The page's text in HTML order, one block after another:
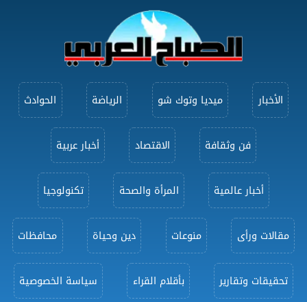
الأخبار ميديا وتوك شو الرياضة الحوادث
فن وثقافة الاقتصاد أخبار عربية
أخبار عالمية المرأة والصحة تكنولوجيا
مقالات ورأى منوعات دين وحياة محافظات
تحقيقات وتقارير بأقلام القراء سياسة الخصوصية